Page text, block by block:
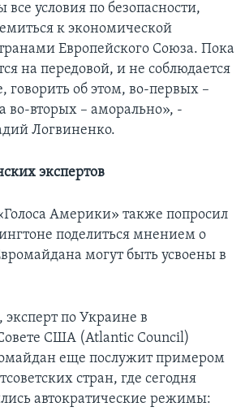
все условия по безопасности,
к экономической
Европейского Союза. Пока
на передовой, и не соблюдается
об этом, во-первых –
во-вторых – аморально», -
Логвиненко.
экспертов
Америки» также попросил
поделиться мнением о
могут быть усвоены в
, эксперт по Украине в
США (Atlantic Council)
еще послужит примером
стран, где сегодня
автократические режимы: